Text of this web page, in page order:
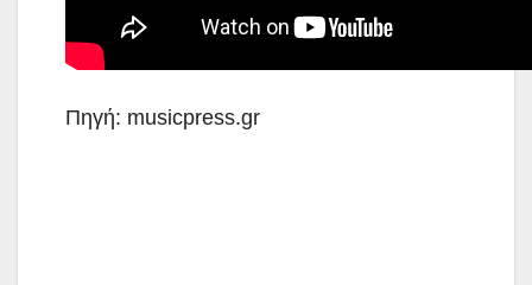
Πηγή: musicpress.gr